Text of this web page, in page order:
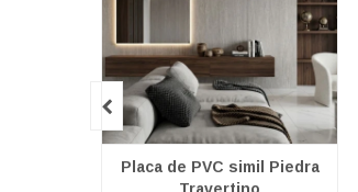
Placa de PVC simil Piedra
